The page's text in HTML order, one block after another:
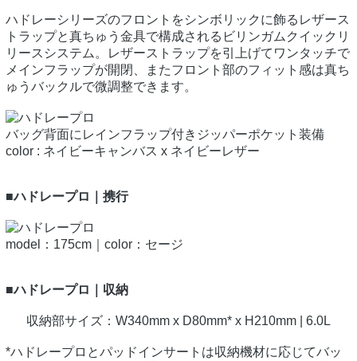
ハドレーシリーズのフロントをシンボリックに飾るレザース
トラップと真ちゅう金具で構成されるビリンガムクイックリ
リースシステム。レザーストラップを引上げてワンタッチで
メインフラップが開閉、またフロント部のフィット感は真ち
ゅうバックルで微調整できます。
バッグ背面にレインフラップ付きジッパーポケット装備
color : ネイビーキャンバス x ネイビーレザー
■ハドレープロ｜携行
model：175cm｜color：セージ
■ハドレープロ｜収納
収納部サイズ：W340mm x D80mm* x H210mm | 6.0L
*ハドレープロとパッドインサートは収納機材に応じてバッ